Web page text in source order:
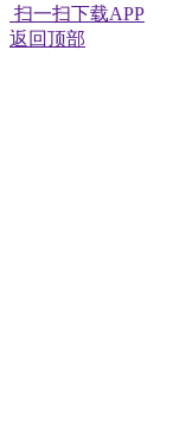
扫一扫下载APP
返回顶部